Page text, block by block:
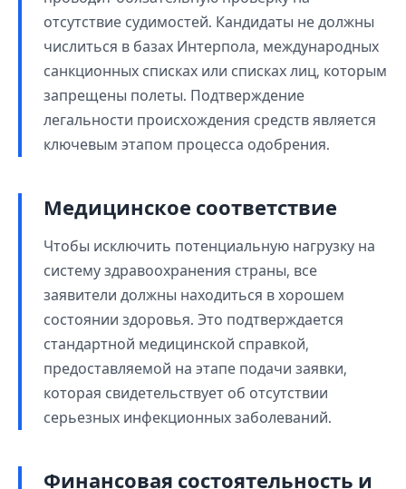
отсутствие судимостей. Кандидаты не должны
числиться в базах Интерпола, международных
санкционных списках или списках лиц, которым
запрещены полеты. Подтверждение
легальности происхождения средств является
ключевым этапом процесса одобрения.
Медицинское соответствие
Чтобы исключить потенциальную нагрузку на
систему здравоохранения страны, все
заявители должны находиться в хорошем
состоянии здоровья. Это подтверждается
стандартной медицинской справкой,
предоставляемой на этапе подачи заявки,
которая свидетельствует об отсутствии
серьезных инфекционных заболеваний.
Финансовая состоятельность и